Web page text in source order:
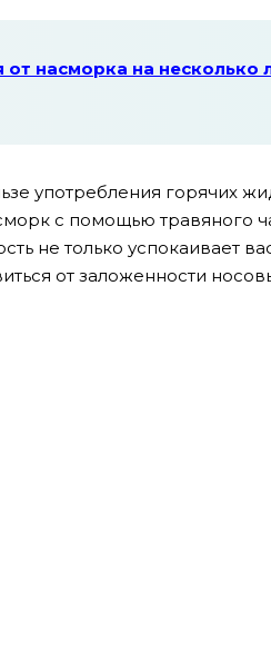
насморка на несколько
употребления горячих
с помощью травяного
не только успокаивает
от заложенности